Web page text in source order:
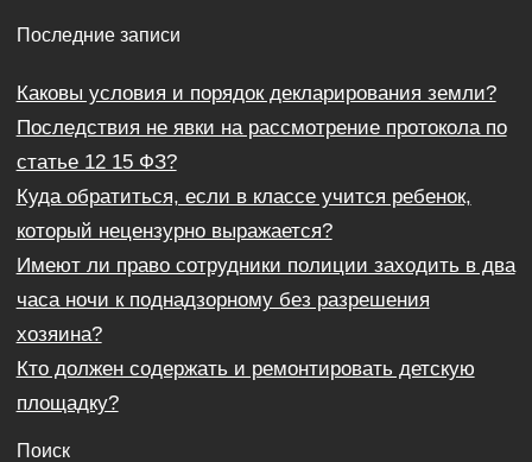
Последние записи
Каковы условия и порядок декларирования земли?
Последствия не явки на рассмотрение протокола по
статье 12 15 ФЗ?
Куда обратиться, если в классе учится ребенок,
который нецензурно выражается?
Имеют ли право сотрудники полиции заходить в два
часа ночи к поднадзорному без разрешения
хозяина?
Кто должен содержать и ремонтировать детскую
площадку?
Поиск